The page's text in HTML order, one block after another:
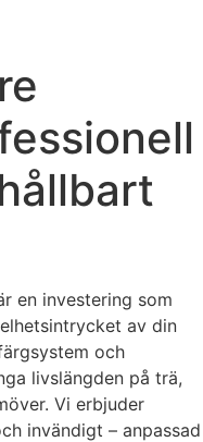
en investering som
av din
och
livslängden på trä,
Vi erbjuder
invändigt – anpassad